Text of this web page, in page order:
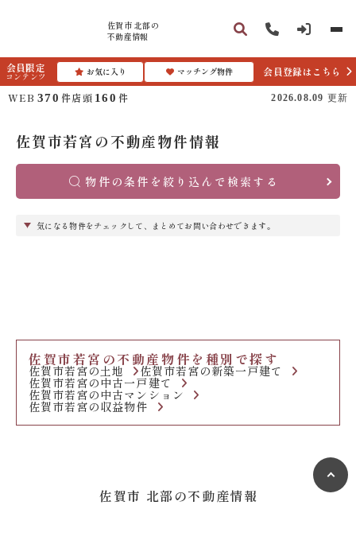
佐賀市 北部の
不動産情報
会員限定
コンテンツ お気に入り マッチング物件
会員登録はこちら
WEB 370 件店頭 160 件 2026.08.09 更新
佐賀市若宮の不動産物件情報
物件の条件を絞り込んで検索する
気になる物件をチェックして、まとめてお問い合わせできます。
佐賀市若宮の不動産物件を種別で探す
佐賀市若宮の土地 佐賀市若宮の新築一戸建て
佐賀市若宮の中古一戸建て
佐賀市若宮の中古マンション
佐賀市若宮の収益物件
佐賀市 北部の不動産情報